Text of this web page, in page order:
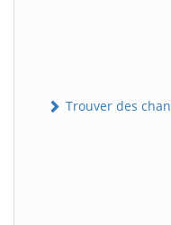
Trouver des